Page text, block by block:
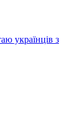
українців з